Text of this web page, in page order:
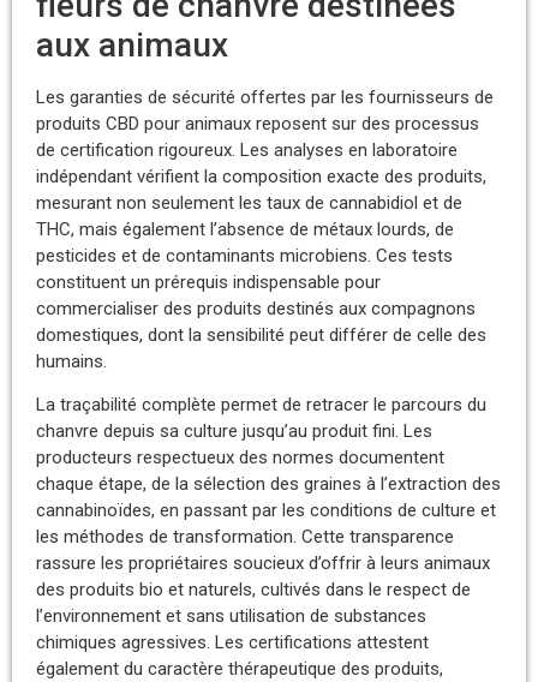
aux animaux
Les garanties de sécurité offertes par les fournisseurs de
produits CBD pour animaux reposent sur des processus
de certification rigoureux. Les analyses en laboratoire
indépendant vérifient la composition exacte des produits,
mesurant non seulement les taux de cannabidiol et de
THC, mais également l’absence de métaux lourds, de
pesticides et de contaminants microbiens. Ces tests
constituent un prérequis indispensable pour
commercialiser des produits destinés aux compagnons
domestiques, dont la sensibilité peut différer de celle des
humains.
La traçabilité complète permet de retracer le parcours du
chanvre depuis sa culture jusqu’au produit fini. Les
producteurs respectueux des normes documentent
chaque étape, de la sélection des graines à l’extraction des
cannabinoïdes, en passant par les conditions de culture et
les méthodes de transformation. Cette transparence
rassure les propriétaires soucieux d’offrir à leurs animaux
des produits bio et naturels, cultivés dans le respect de
l’environnement et sans utilisation de substances
chimiques agressives. Les certifications attestent
également du caractère thérapeutique des produits,